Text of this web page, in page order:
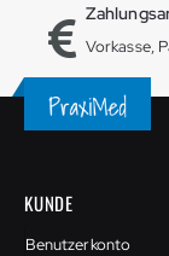
Vorkasse,
KUNDE
Benutzerkonto